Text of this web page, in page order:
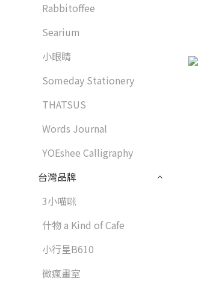
Rabbitoffee
Searium
小眼睛
Someday Stationery
THATSUS
Words Journal
YOEshee Calligraphy
台灣品牌
3小喵咪
什物 a Kind of Cafe
小行星B610
微瘋畫室